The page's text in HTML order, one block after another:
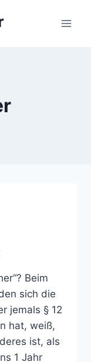
Beim
sich die
jemals § 12
hat, weiß,
ist, als
1 Jahr